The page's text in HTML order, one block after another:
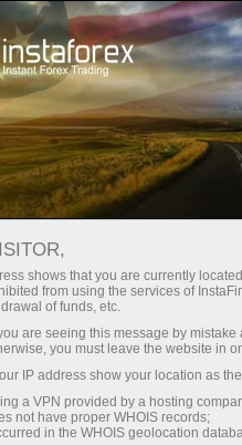
يمكنك الوصول إلى
1:5000، وبعض من أفضل فروق
في السوق، وظروف
الأسهم والمؤشرات
صغير الحجم
30% مكافأة
لكل إيداع
سرعة
وعلى الطريق السريع
shows that you are currently
from using the services of
of funds, etc.
are seeing this message by
you must leave the website in
IP address show your location as
a VPN provided by a hosting
not have proper WHOIS records;
in the WHOIS geolocation